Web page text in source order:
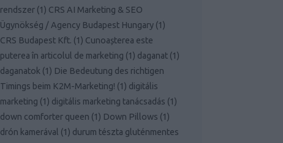
rendszer (1) CRS AI Marketing & SEO
Ügynökség / Agency Budapest Hungary (1)
CRS Budapest Kft. (1) Cunoașterea este
puterea în articolul de marketing (1) daganat (1)
daganatok (1) Die Bedeutung des richtigen
Timings beim K2M-Marketing! (1) digitális
marketing (1) digitális marketing tanácsadás (1)
down comforter queen (1) Down Pillows (1)
drón kamerával (1) durum tészta gluténmentes